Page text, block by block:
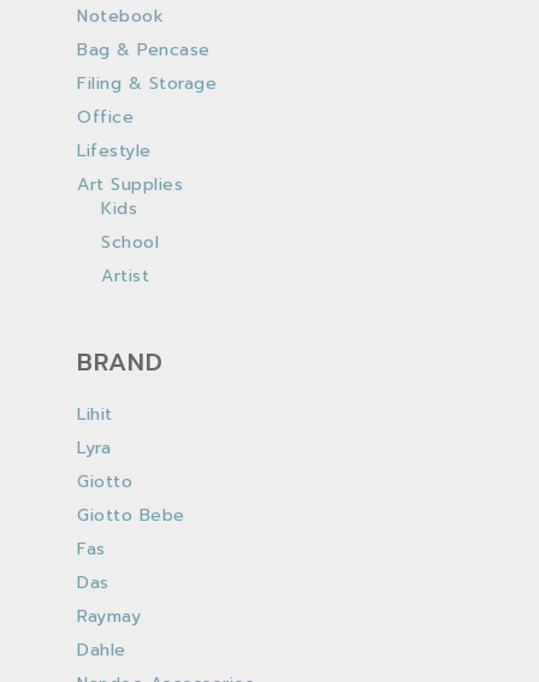
Notebook
Bag & Pencase
Filing & Storage
Office
Lifestyle
Art Supplies
Kids
School
Artist
BRAND
Lihit
Lyra
Giotto
Giotto Bebe
Fas
Das
Raymay
Dahle